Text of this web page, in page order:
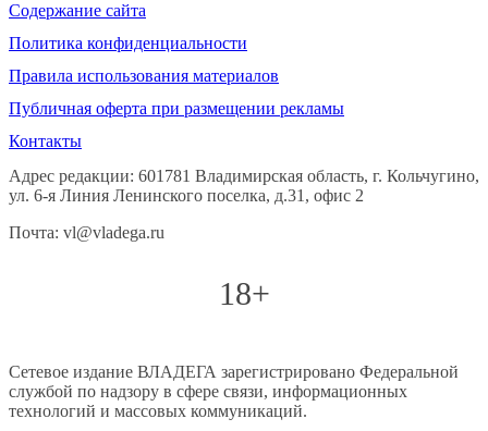
Содержание сайта
Политика конфиденциальности
Правила использования материалов
Публичная оферта при размещении рекламы
Контакты
Адрес редакции: 601781 Владимирская область, г. Кольчугино,
ул. 6-я Линия Ленинского поселка, д.31, офис 2
Почта: vl@vladega.ru
18+
Сетевое издание ВЛАДЕГА зарегистрировано Федеральной
службой по надзору в сфере связи, информационных
технологий и массовых коммуникаций.